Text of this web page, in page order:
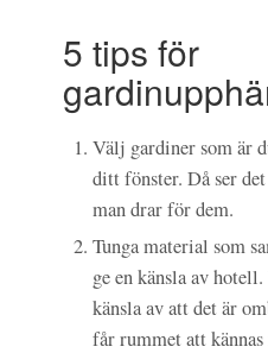
5 tips för
Välj gardiner som är
ditt fönster. Då ser
man drar för dem.
Tunga material som
ge en känsla av
känsla av att det är
får rummet att